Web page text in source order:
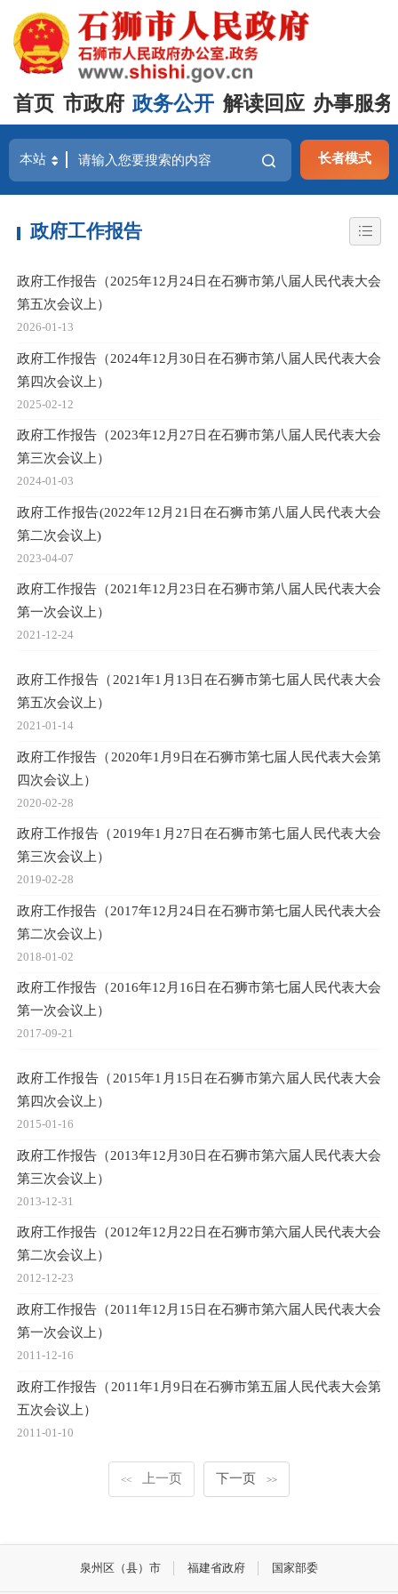
首页 市政府 政务公开 解读回应 办事服务
长者模式
政府工作报告
政府工作报告（2025年12月24日在石狮市第八届人民代表大会
第五次会议上）
2026-01-13
政府工作报告（2024年12月30日在石狮市第八届人民代表大会
第四次会议上）
2025-02-12
政府工作报告（2023年12月27日在石狮市第八届人民代表大会
第三次会议上）
2024-01-03
政府工作报告(2022年12月21日在石狮市第八届人民代表大会
第二次会议上)
2023-04-07
政府工作报告（2021年12月23日在石狮市第八届人民代表大会
第一次会议上）
2021-12-24
政府工作报告（2021年1月13日在石狮市第七届人民代表大会
第五次会议上）
2021-01-14
政府工作报告（2020年1月9日在石狮市第七届人民代表大会第
四次会议上）
2020-02-28
政府工作报告（2019年1月27日在石狮市第七届人民代表大会
第三次会议上）
2019-02-28
政府工作报告（2017年12月24日在石狮市第七届人民代表大会
第二次会议上）
2018-01-02
政府工作报告（2016年12月16日在石狮市第七届人民代表大会
第一次会议上）
2017-09-21
政府工作报告（2015年1月15日在石狮市第六届人民代表大会
第四次会议上）
2015-01-16
政府工作报告（2013年12月30日在石狮市第六届人民代表大会
第三次会议上）
2013-12-31
政府工作报告（2012年12月22日在石狮市第六届人民代表大会
第二次会议上）
2012-12-23
政府工作报告（2011年12月15日在石狮市第六届人民代表大会
第一次会议上）
2011-12-16
政府工作报告（2011年1月9日在石狮市第五届人民代表大会第
五次会议上）
2011-01-10
<< 上一页 下一页 >>
泉州区（县）市 福建省政府 国家部委